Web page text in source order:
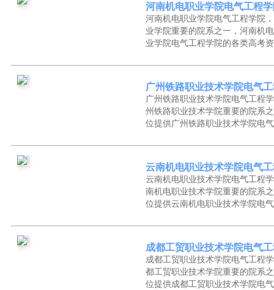
河南机电职业学院电气工程
河南机电职业学院电气工程学院
业学院重要的院系之一，河南机
业学院电气工程学院的各类高考
广州铁路职业技术学院电气
广州铁路职业技术学院电气工程
州铁路职业技术学院重要的院系
位提供广州铁路职业技术学院电
云南机电职业技术学院电气
云南机电职业技术学院电气工程
南机电职业技术学院重要的院系
位提供云南机电职业技术学院电
成都工贸职业技术学院电气
成都工贸职业技术学院电气工程
都工贸职业技术学院重要的院系
位提供成都工贸职业技术学院电